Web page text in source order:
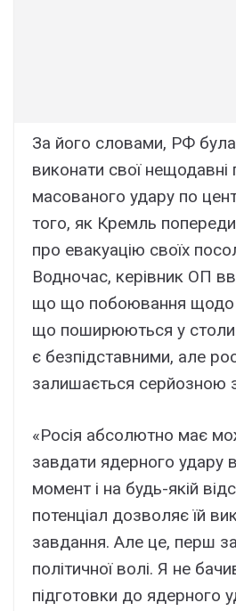
За його словами, РФ
виконати свої
масованого удару по
того, як Кремль
про евакуацію своїх
Водночас, керівник ОП
що що побоювання щодо
що поширюються у
є безпідставними, але
залишається серйозною
«Росія абсолютно має
завдати ядерного удару
момент і на будь-якій
потенціал дозволяє їй
завдання. Але це, перш
політичної волі. Я не
підготовки до ядерного